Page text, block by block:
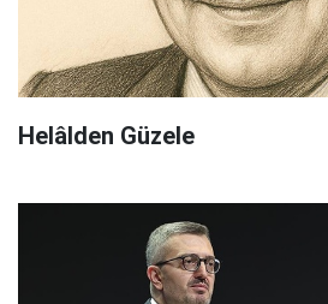
Helâlden Güzele